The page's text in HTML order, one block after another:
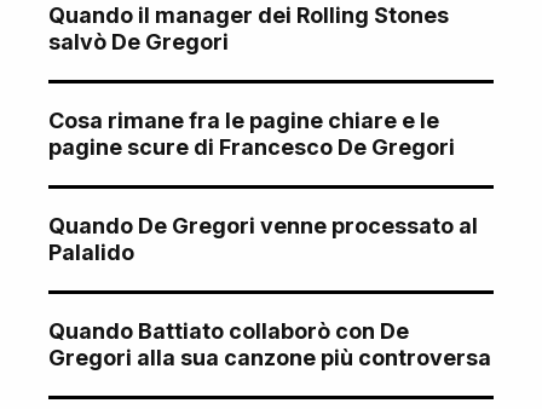
Quando il manager dei Rolling Stones
salvò De Gregori
Cosa rimane fra le pagine chiare e le
pagine scure di Francesco De Gregori
Quando De Gregori venne processato al
Palalido
Quando Battiato collaborò con De
Gregori alla sua canzone più controversa